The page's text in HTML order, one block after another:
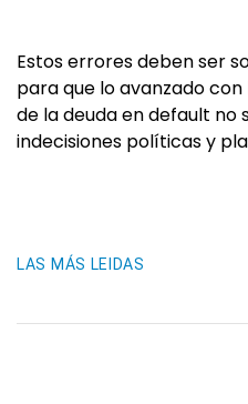
Estos errores deben ser
para que lo avanzado con
de la deuda en default no
indecisiones políticas y
LAS MÁS LEIDAS